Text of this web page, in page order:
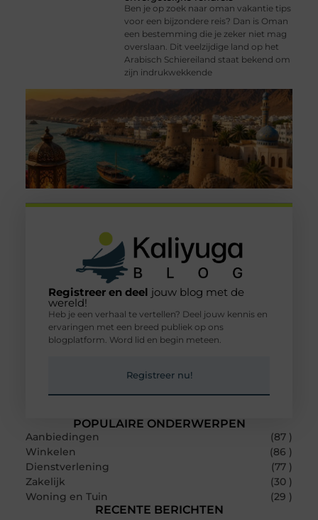
Ben je op zoek naar oman vakantie tips
voor een bijzondere reis? Dan is Oman
een bestemming die je zeker niet mag
overslaan. Dit veelzijdige land op het
Arabisch Schiereiland staat bekend om
zijn indrukwekkende
POPULAIRE ONDERWERPEN
Aanbiedingen
(87 )
Winkelen
(86 )
Dienstverlening
(77 )
Zakelijk
(30 )
Woning en Tuin
(29 )
RECENTE BERICHTEN
Registreer en deel jouw blog met de
wereld!
Heb je een verhaal te vertellen? Deel jouw kennis en
ervaringen met een breed publiek op ons
blogplatform. Word lid en begin meteen.
Registreer nu!